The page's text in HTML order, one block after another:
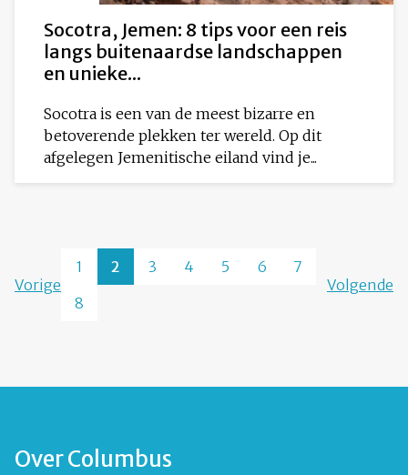
Socotra, Jemen: 8 tips voor een reis
langs buitenaardse landschappen
en unieke...
Socotra is een van de meest bizarre en
betoverende plekken ter wereld. Op dit
afgelegen Jemenitische eiland vind je...
Vorige
1 2 3 4 5 6
7
8
Volgende
Over Columbus